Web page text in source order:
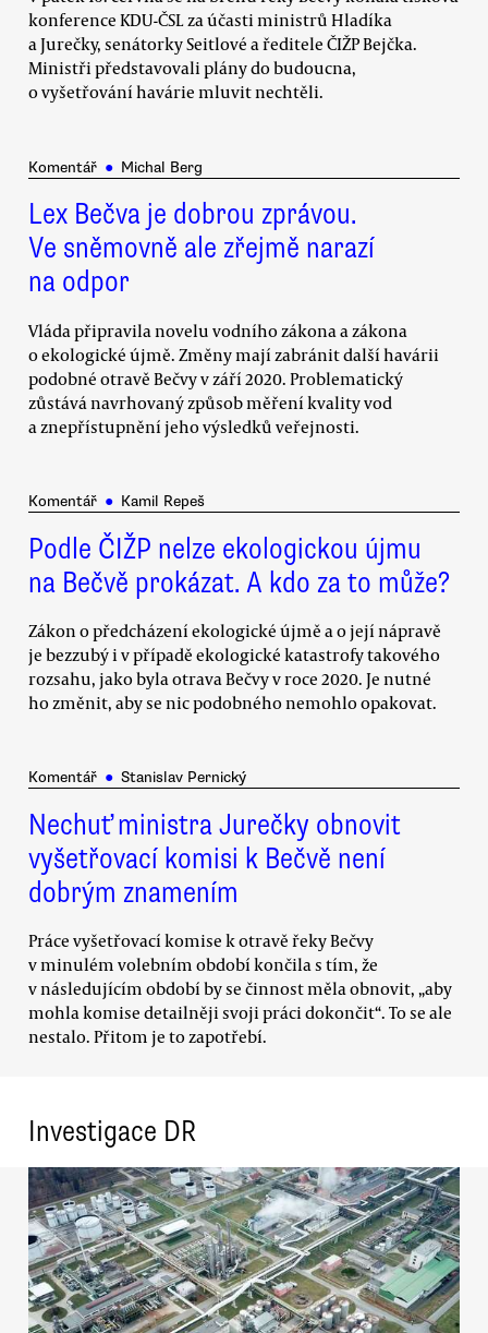
konference KDU-ČSL za účasti ministrů Hladíka
a Jurečky, senátorky Seitlové a ředitele ČIŽP Bejčka.
Ministři představovali plány do budoucna,
o vyšetřování havárie mluvit nechtěli.
Komentář ● Michal Berg
Lex Bečva je dobrou zprávou.
Ve sněmovně ale zřejmě narazí
na odpor
Vláda připravila novelu vodního zákona a zákona
o ekologické újmě. Změny mají zabránit další havárii
podobné otravě Bečvy v září 2020. Problematický
zůstává navrhovaný způsob měření kvality vod
a znepřístupnění jeho výsledků veřejnosti.
Komentář ● Kamil Repeš
Podle ČIŽP nelze ekologickou újmu
na Bečvě prokázat. A kdo za to může?
Zákon o předcházení ekologické újmě a o její nápravě
je bezzubý i v případě ekologické katastrofy takového
rozsahu, jako byla otrava Bečvy v roce 2020. Je nutné
ho změnit, aby se nic podobného nemohlo opakovat.
Komentář ● Stanislav Pernický
Nechuť ministra Jurečky obnovit
vyšetřovací komisi k Bečvě není
dobrým znamením
Práce vyšetřovací komise k otravě řeky Bečvy
v minulém volebním období končila s tím, že
v následujícím období by se činnost měla obnovit, „aby
mohla komise detailněji svoji práci dokončit“. To se ale
nestalo. Přitom je to zapotřebí.
Investigace DR